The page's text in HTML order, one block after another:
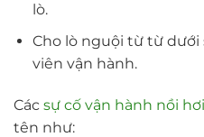
lò.
Cho lò nguội từ từ dưới
viên vận hành.
Các sự cố vận hành nồi
tên như: